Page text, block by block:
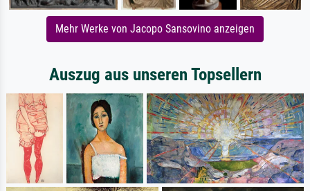
Mehr Werke von Jacopo Sansovino anzeigen
Auszug aus unseren Topsellern